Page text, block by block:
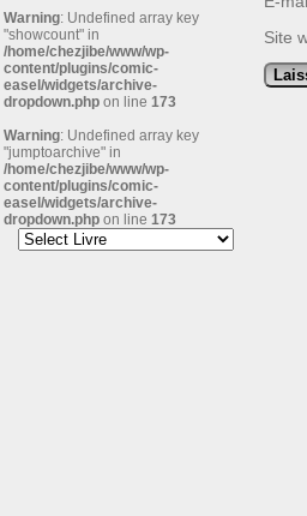
Warning: Undefined array key
"showcount" in
/home/chezjibe/www/wp-
content/plugins/comic-
easel/widgets/archive-
dropdown.php on line 173
Warning: Undefined array key
"jumptoarchive" in
/home/chezjibe/www/wp-
content/plugins/comic-
easel/widgets/archive-
dropdown.php on line 173
Site